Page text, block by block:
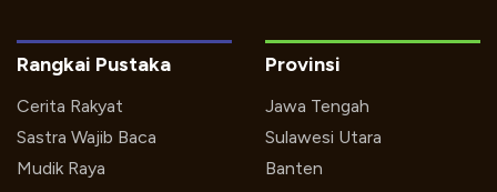
Rangkai Pustaka
Cerita Rakyat
Sastra Wajib Baca
Mudik Raya
Provinsi
Jawa Tengah
Sulawesi Utara
Banten